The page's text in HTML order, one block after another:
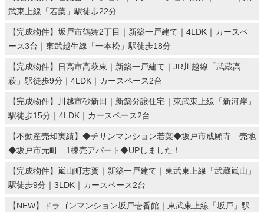
武東上線「若葉」駅徒歩22分
【完成物件】坂戸市鶴舞2丁目｜新築一戸建て｜4LDK｜カースペ
ース3台｜東武越生線「一本松」駅徒歩18分
【完成物件】日高市高萩東｜新築一戸建て｜JR川越線「武蔵高
萩」駅徒歩9分｜4LDK｜カースペース2台
【完成物件】川越市砂新田｜新築分譲住宅｜東武東上線「新河岸」
駅徒歩15分｜4LDK｜カースペース2台
【不動産売却実績】◆チサンマンション若葉◆坂戸市成願寺 売地
◆坂戸市元町 1棟売アパート◆UPしました！
【完成物件】嵐山町志賀｜新築一戸建て｜東武東上線「武蔵嵐山」
駅徒歩9分｜3LDK｜カースペース2台
【NEW】ドラゴンマンション坂戸壱番館｜東武東上線「坂戸」駅